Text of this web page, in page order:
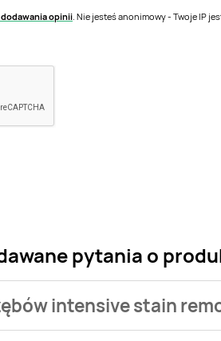
opinii . Nie jesteś anonimowy - Twoje IP
pytania o
intensive stain